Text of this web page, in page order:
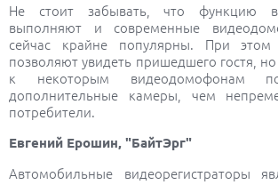
Не стоит забывать, что функцию
выполняют и современные
сейчас крайне популярны. При
позволяют увидеть пришедшего гостя,
к некоторым видеодомофонам
дополнительные камеры, чем
потребители.
Евгений Ерошин, "БайтЭрг"
Автомобильные видеорегистраторы